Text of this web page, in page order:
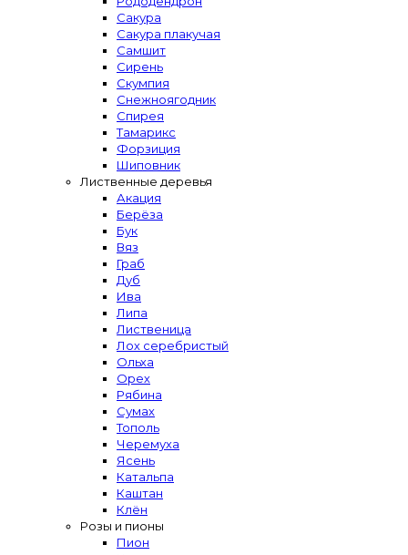
Сакура
Сакура плакучая
Самшит
Сирень
Скумпия
Снежноягодник
Спирея
Тамарикс
Форзиция
Шиповник
Лиственные деревья
Акация
Берёза
Бук
Вяз
Граб
Дуб
Ива
Липа
Лиственица
Лох серебристый
Ольха
Орех
Рябина
Сумах
Тополь
Черемуха
Ясень
Катальпа
Каштан
Клён
Розы и пионы
Пион